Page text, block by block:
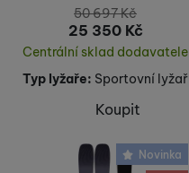
50 697Kč
25 350 Kč
Centrální sklad dodavatele
Typ lyžaře: Sportovní lyžař
Koupit
Novinka